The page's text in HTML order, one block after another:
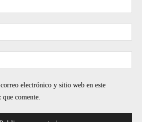
electrónico y sitio web en este
comente.